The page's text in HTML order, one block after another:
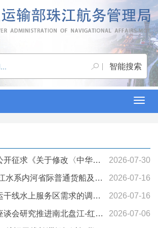
2026-07-30
开征求《关于修改〈中华人
损害民事责任保险实施办
意见稿）》 意见的通知
2026-07-16
水系内河省际普通货船及危
告 2026-07-16
干线水上服务区需求的调查
析报告 2026-07-06
谈会研究推进南北盘江-红水